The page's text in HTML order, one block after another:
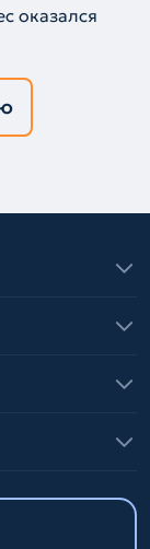
оказался